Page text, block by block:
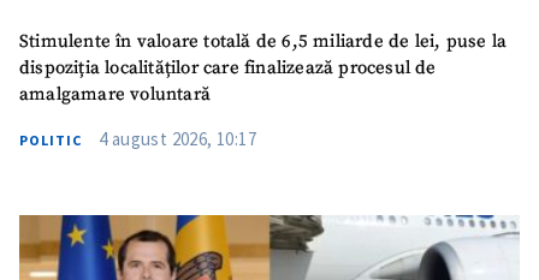
Stimulente în valoare totală de 6,5 miliarde de lei, puse la
dispoziția localităților care finalizează procesul de
amalgamare voluntară
POLITIC 4 august 2026, 10:17